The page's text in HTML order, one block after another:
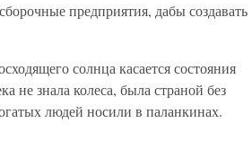
предприятия, дабы создавать
солнца касается состояния
не знала колеса, была страной без
людей носили в паланкинах.